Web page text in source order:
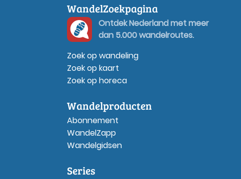
WandelZoekpagina
Ontdek Nederland met meer
dan 5.000 wandelroutes.
Zoek op wandeling
Zoek op kaart
Zoek op horeca
Wandelproducten
Abonnement
WandelZapp
Wandelgidsen
Series